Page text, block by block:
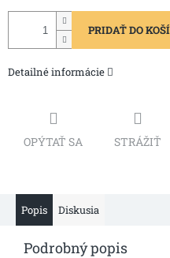
PRIDAŤ DO
Detailné informácie
OPÝTAŤ SA STRÁŽIŤ
Popis Diskusia
Podrobný popis